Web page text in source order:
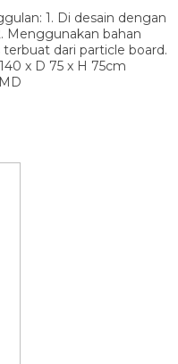
1. Di desain dengan
Menggunakan bahan
dari particle board.
x D 75 x H 75cm